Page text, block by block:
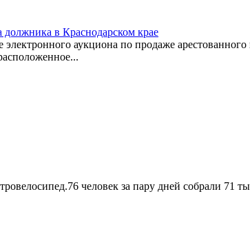
в Краснодарском крае
аукциона по продаже
человек за пару дней собрали 71